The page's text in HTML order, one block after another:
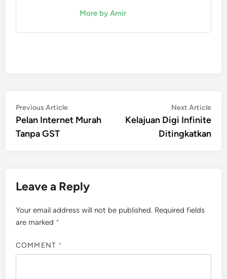
More by Amir
Post
navigation
Previous ArticlePrevious
article:
Pelan Internet Murah
Tanpa GST
Next Article
Kelajuan Digi Infinite
Ditingkatkan
Leave a Reply
Your email address will not be published. Required fields
are marked *
COMMENT *